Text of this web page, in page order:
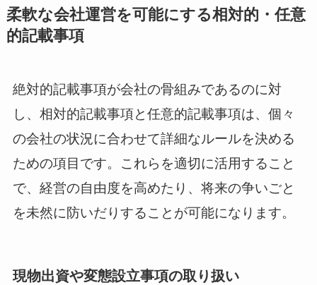
柔軟な会社運営を可能にする相対的・任意
的記載事項
絶対的記載事項が会社の骨組みであるのに対
し、相対的記載事項と任意的記載事項は、個々
の会社の状況に合わせて詳細なルールを決める
ための項目です。これらを適切に活用すること
で、経営の自由度を高めたり、将来の争いごと
を未然に防いだりすることが可能になります。
現物出資や変態設立事項の取り扱い